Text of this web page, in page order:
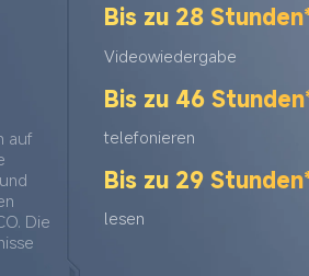
auf
Die
Bis zu 28
Videowiedergabe
Bis zu 46
telefonieren
Bis zu 29
lesen